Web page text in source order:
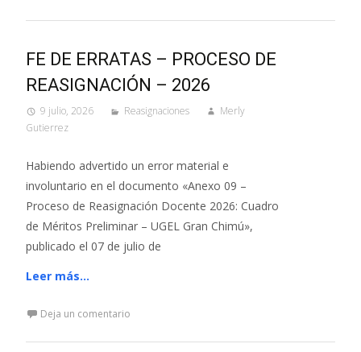
FE DE ERRATAS – PROCESO DE
REASIGNACIÓN – 2026
9 julio, 2026 Reasignaciones
Merly
Gutierrez
Habiendo advertido un error material e
involuntario en el documento «Anexo 09 –
Proceso de Reasignación Docente 2026: Cuadro
de Méritos Preliminar – UGEL Gran Chimú»,
publicado el 07 de julio de
Leer más…
Deja un comentario